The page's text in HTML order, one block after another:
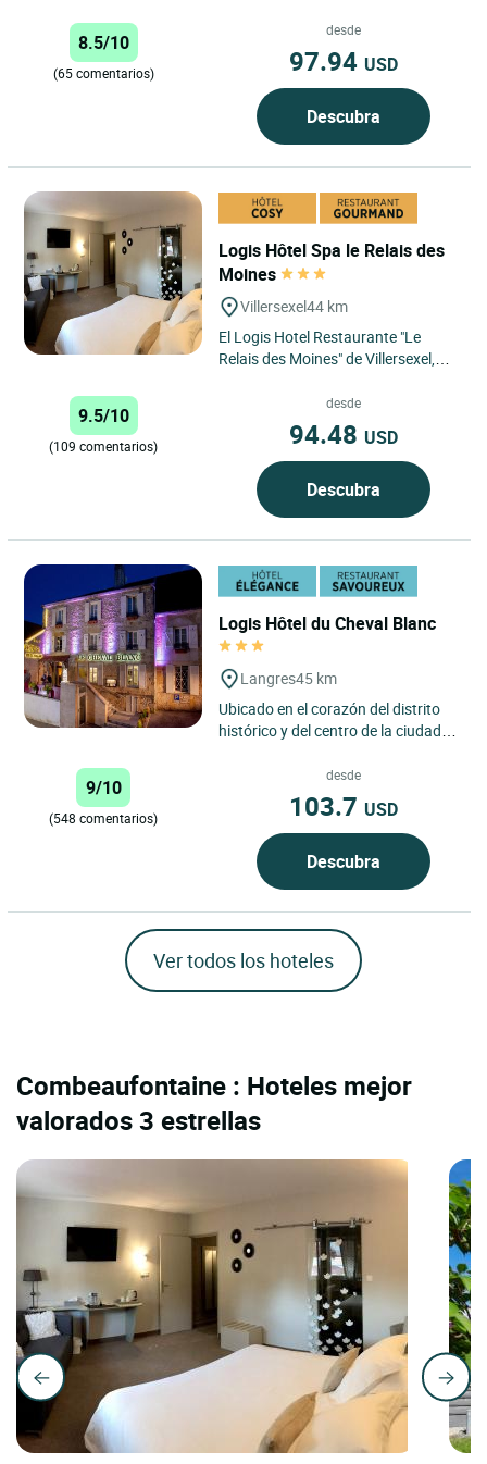
remanso de paz y tranquilidad,...
8.5/10
(65 comentarios)
desde
97.94 USD
Descubra
Logis Hôtel Spa le Relais des
Moines
Villersexel44 km
El Logis Hotel Restaurante "Le
Relais des Moines" de Villersexel,
ocupada por monjes en...
9.5/10
(109 comentarios)
desde
94.48 USD
Descubra
Logis Hôtel du Cheval Blanc
Langres45 km
Ubicado en el corazón del distrito
histórico y del centro de la ciudad
Cheval Blanc en Langres...
9/10
(548 comentarios)
desde
103.7 USD
Descubra
Ver todos los hoteles
Combeaufontaine : Hoteles mejor
valorados 3 estrellas